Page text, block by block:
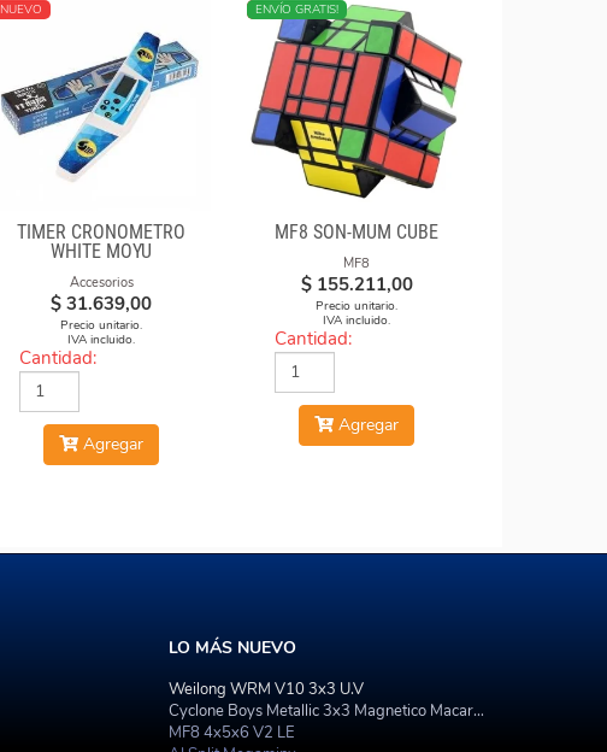
NUEVO
TIMER CRONÓMETRO
WHITE MOYU
Accesorios
$ 31.639,00
Precio unitario.
IVA incluido.
Cantidad:
Agregar
NUEVO
ENVÍO GRATIS!
MF8 SON-MUM CUBE
MF8
$ 155.211,00
Precio unitario.
IVA incluido.
Cantidad:
Agregar
LO MÁS NUEVO
Weilong WRM V10 3x3 U.V
Cyclone Boys Metallic 3x3 Magnetico Macaron
MF8 4x5x6 V2 LE